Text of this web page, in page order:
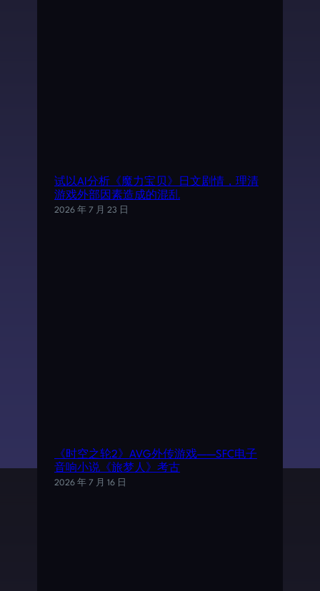
试以AI分析《魔力宝贝》日文剧情，理清
游戏外部因素造成的混乱
2026 年 7 月 23 日
《时空之轮2》AVG外传游戏——SFC电子
音响小说《旅梦人》考古
2026 年 7 月 16 日